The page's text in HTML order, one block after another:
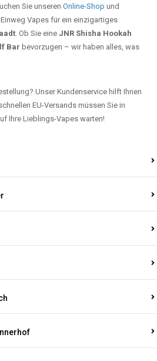
Sie unseren Online-Shop und
Vapes für ein einzigartiges
. Ob Sie eine JNR Shisha Hookah
Bar bevorzugen – wir haben alles, was
Unser Kundenservice hilft Ihnen
EU-Versands müssen Sie in
Ihre Lieblings-Vapes warten!